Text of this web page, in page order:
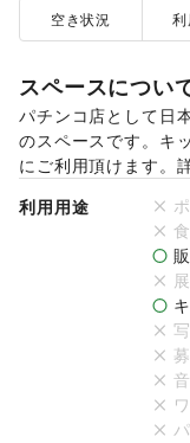
空き状況
スペースについ
パチンコ店として日
のスペースです。キ
にご利用頂けます。
利用用途